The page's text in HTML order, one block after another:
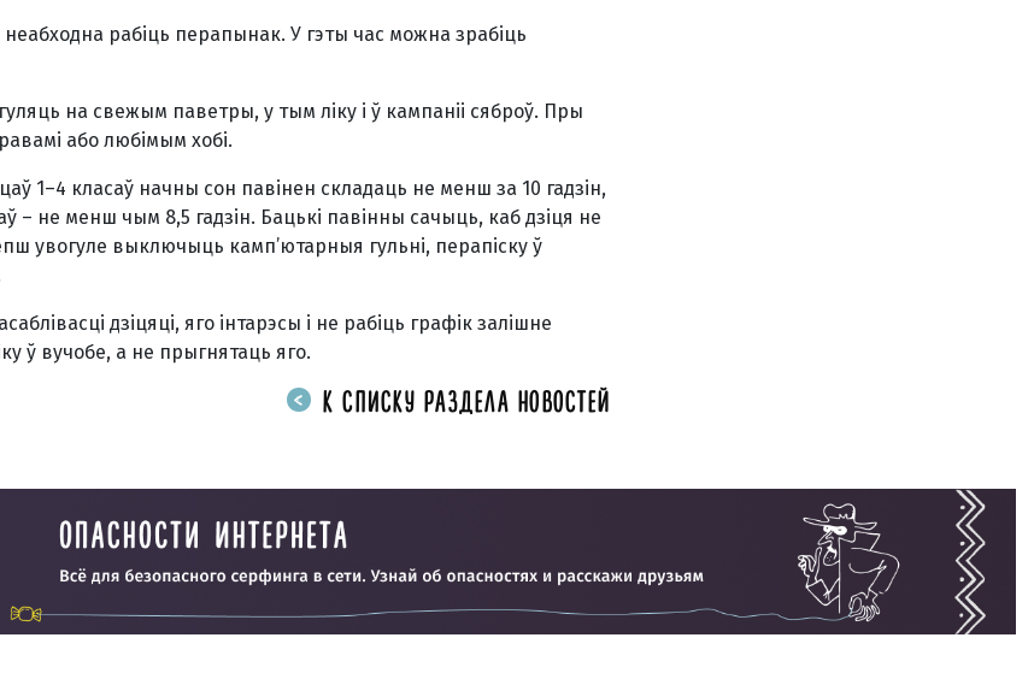
рабіць перапынак. У гэты час можна зрабіць
на свежым паветры, у тым ліку і ў кампаніі сяброў. Пры
або любімым хобі.
1–4 класаў начны сон павінен складаць не менш за 10 гадзін,
– не менш чым 8,5 гадзін. Бацькі павінны сачыць, каб дзіця не
увогуле выключыць камп’ютарныя гульні, перапіску ў
дзіцяці, яго інтарэсы і не рабіць графік залішне
ў вучобе, а не прыгнятаць яго.
К СПИСКУ РАЗДЕЛА НОВОСТЕЙ